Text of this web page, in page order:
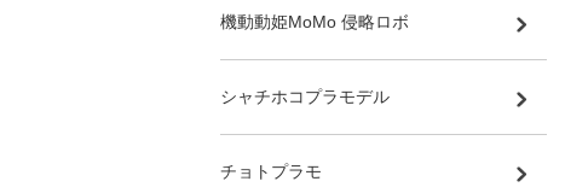
機動動姫MoMo 侵略ロボ
シャチホコプラモデル
チョトプラモ